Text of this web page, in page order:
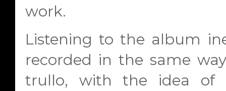
work.
Listening to the album
recorded in the same
trullo, with the idea of